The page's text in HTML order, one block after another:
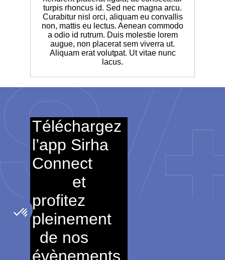
turpis rhoncus id. Sed nec magna arcu.
Curabitur nisl orci, aliquam eu convallis
non, mattis eu lectus. Aenean commodo
a odio id rutrum. Duis molestie lorem
augue, non placerat sem viverra ut.
Aliquam erat volutpat. Ut vitae nunc
lacus.
Téléchargez
l’app Sirha
Connect
et
profitez
pleinement
de nos
évènements.